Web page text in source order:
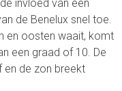
invloed van een
de Benelux snel toe.
en oosten waait, komt
een graad of 10. De
en de zon breekt